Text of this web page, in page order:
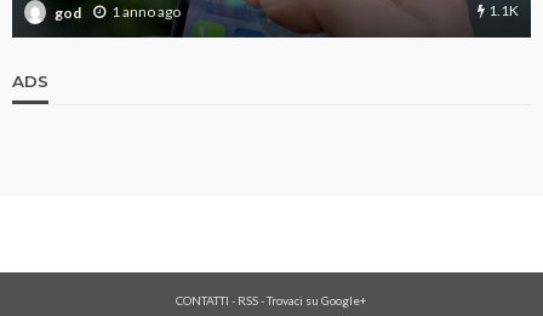
god 1 anno ago 1.1K
ADS
CONTATTI - RSS-Trovaci su Google+